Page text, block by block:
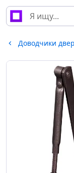
Доводчики